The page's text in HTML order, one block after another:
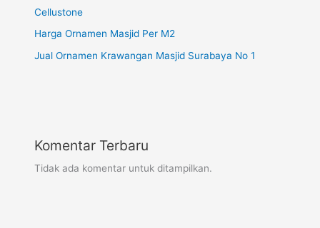
Cellustone
Harga Ornamen Masjid Per M2
Jual Ornamen Krawangan Masjid Surabaya No 1
Komentar Terbaru
Tidak ada komentar untuk ditampilkan.